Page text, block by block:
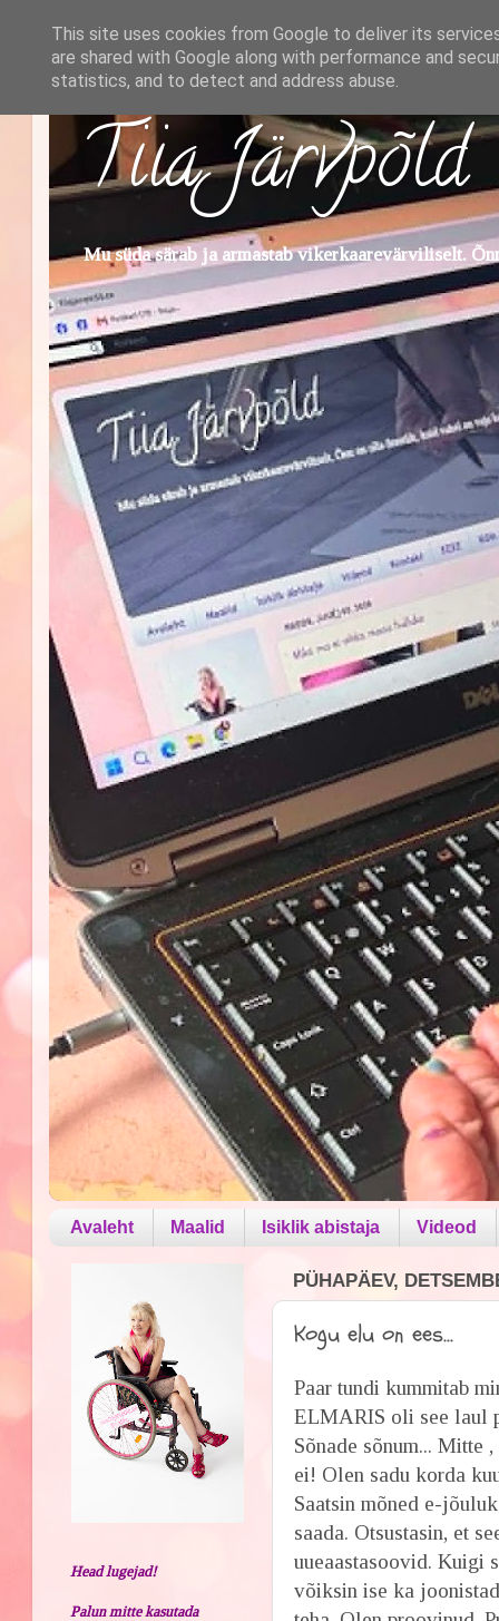
Tiia Järvpõld
Mu süda särab ja armastab vikerkaarevärviliselt.
Avaleht Maalid Isiklik abistaja Videod
PÜHAPÄEV,
Kogu elu on ees...
Paar tundi kummitab
ELMARIS oli see laul
Sõnade sõnum... Mitte
ei! Olen sadu korda
Saatsin mõned e-
saada. Otsustasin, et
uueaastasoovid. Kuigi
võiksin ise ka
Head lugejad!
Palun mitte kasutada
This site uses cookies from Google to deliver its
are shared with Google along with performance and
statistics, and to detect and address abuse.